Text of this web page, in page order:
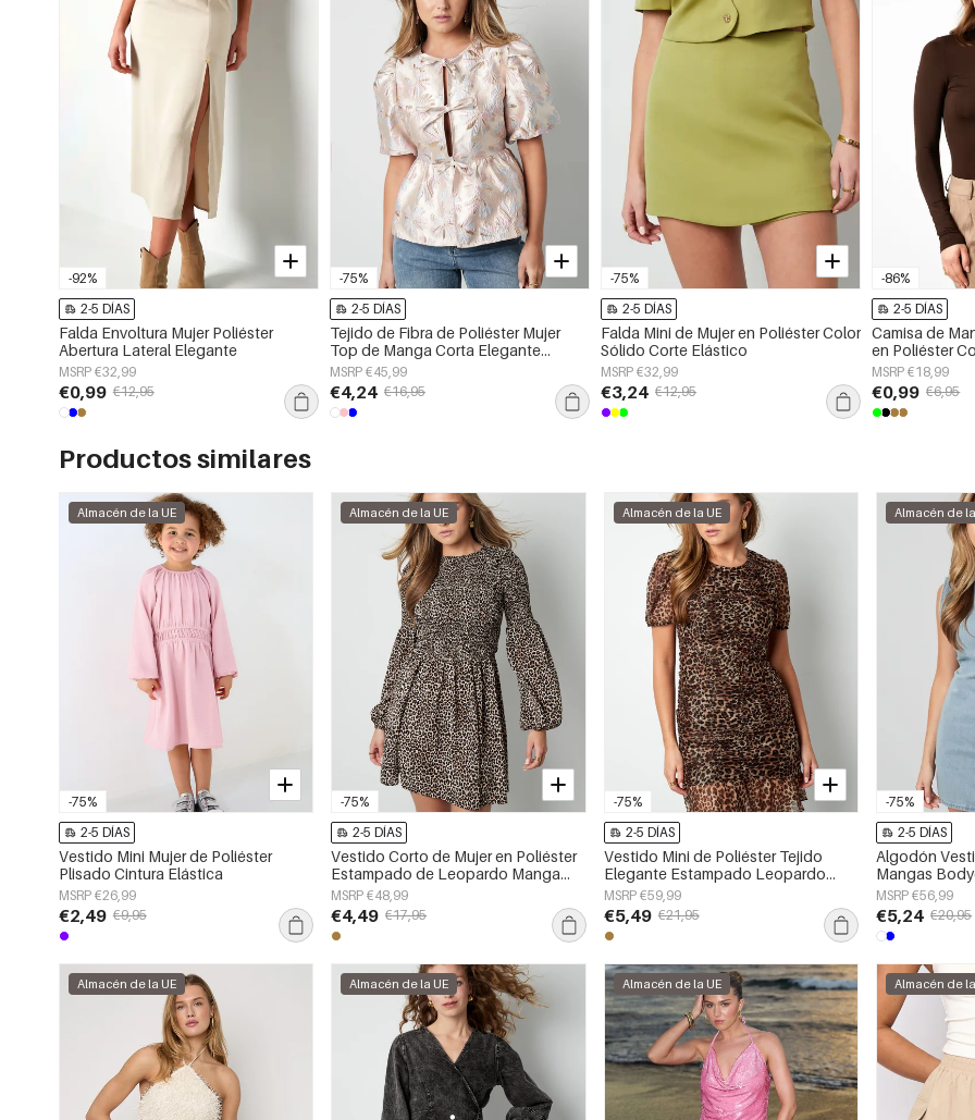
-92%
2-5 DÍAS
Falda Envoltura Mujer Poliéster
Abertura Lateral Elegante
MSRP €32,99
€0,99 €12,95
-75%
2-5 DÍAS
Tejido de Fibra de Poliéster Mujer
Top de Manga Corta Elegante
Estampado Floral
MSRP €45,99
€4,24 €16,95
-75%
2-5 DÍAS
Falda Mini de Mujer en Poliéster Color
Sólido Corte Elástico
MSRP €32,99
€3,24 €12,95
-86%
2-5 DÍAS
Camisa de
en Poliéster
MSRP €18,99
€0,99 €6,95
Productos similares
-75%
Almacén de la UE
2-5 DÍAS
Vestido Mini Mujer de Poliéster
Plisado Cintura Elástica
MSRP €26,99
€2,49 €9,95
-75%
Almacén de la UE
2-5 DÍAS
Vestido Corto de Mujer en Poliéster
Estampado de Leopardo Manga
Abullonada
MSRP €48,99
€4,49 €17,95
-75%
Almacén de la UE
2-5 DÍAS
Vestido Mini de Poliéster Tejido
Elegante Estampado Leopardo
Bordo Volante
MSRP €59,99
€5,49 €21,95
-75%
Almacén de
2-5 DÍAS
Algodón
Mangas
MSRP €56,99
€5,24 €20,95
Almacén de la UE Almacén de la UE Almacén de la UE Almacén de